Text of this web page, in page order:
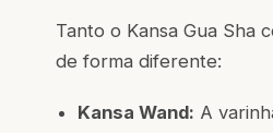
Tanto o Kansa Gua Sha
de forma diferente:
Kansa Wand: A